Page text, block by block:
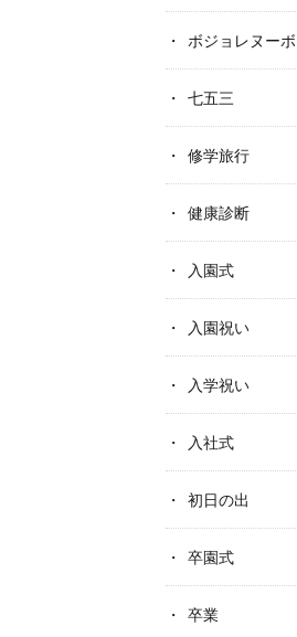
ボジョレヌー
七五三
修学旅行
健康診断
入園式
入園祝い
入学祝い
入社式
初日の出
卒園式
卒業